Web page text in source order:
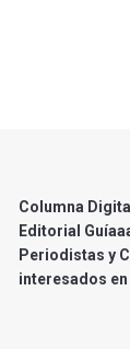
Columna
Editorial
Periodistas y
interesados